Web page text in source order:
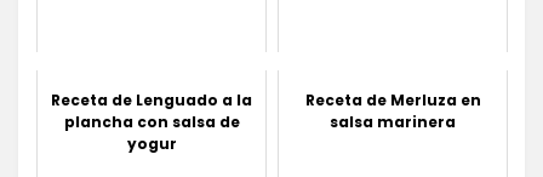
Receta de Lenguado a la
plancha con salsa de
yogur
Receta de Merluza en
salsa marinera